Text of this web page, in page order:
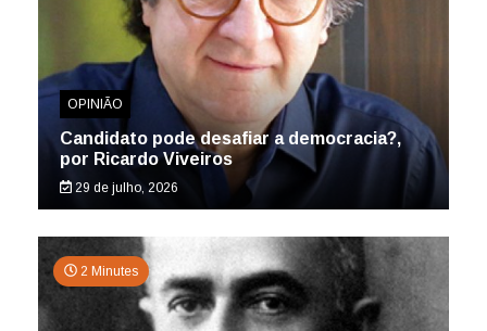
OPINIÃO
Candidato pode desafiar a democracia?,
por Ricardo Viveiros
29 de julho, 2026
2 Minutes